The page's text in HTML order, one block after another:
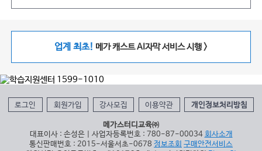
업계 최초! 메가 캐스트 AI자막 서비스 시행 >
로그인 회원가입 강사모집 이용약관 개인정보처리방침
메가스터디교육㈜
대표이사 : 손성은 | 사업자등록번호 : 780-87-00034 회사소개
통신판매번호 : 2015-서울서초-0678 정보조회 구매안전서비스